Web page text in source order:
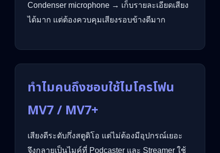
Condenser microphone → เก็บรายละเอียดเสียง
ได้มาก แต่ต้องควบคุมเสียงรอบข้างดีมาก
ทำไมคนถึงชอบใช้ไมโครโฟน
MV7 / MV7+
เสียงดีระดับกึ่งสตูดิโอ แต่ไม่ต้องมีอุปกรณ์เยอะ
จึงกลายเป็นไมค์ที่ Podcaster และ Streamer ใช้